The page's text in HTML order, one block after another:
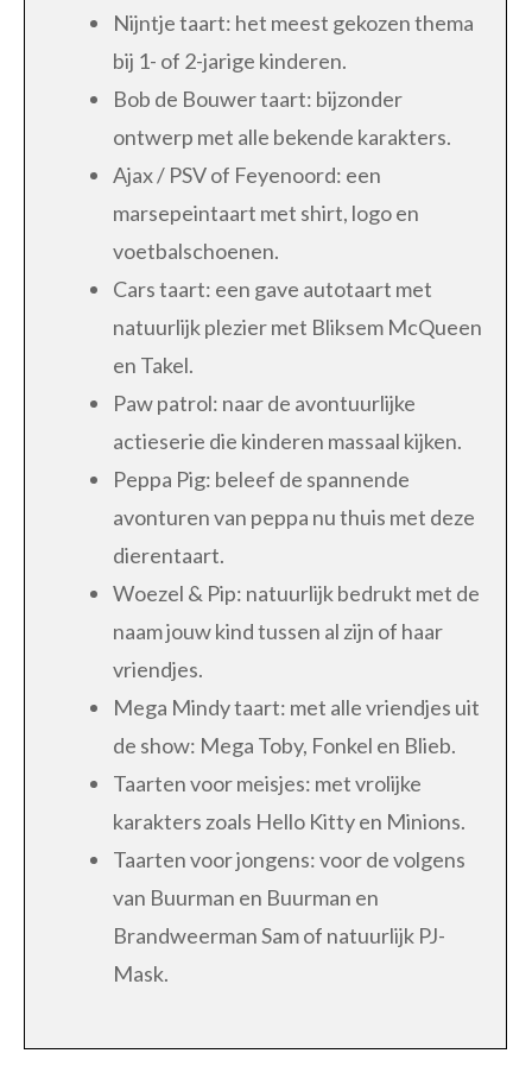
Nijntje taart: het meest gekozen thema
bij 1- of 2-jarige kinderen.
Bob de Bouwer taart: bijzonder
ontwerp met alle bekende karakters.
Ajax / PSV of Feyenoord: een
marsepeintaart met shirt, logo en
voetbalschoenen.
Cars taart: een gave autotaart met
natuurlijk plezier met Bliksem McQueen
en Takel.
Paw patrol: naar de avontuurlijke
actieserie die kinderen massaal kijken.
Peppa Pig: beleef de spannende
avonturen van peppa nu thuis met deze
dierentaart.
Woezel & Pip: natuurlijk bedrukt met de
naam jouw kind tussen al zijn of haar
vriendjes.
Mega Mindy taart: met alle vriendjes uit
de show: Mega Toby, Fonkel en Blieb.
Taarten voor meisjes: met vrolijke
karakters zoals Hello Kitty en Minions.
Taarten voor jongens: voor de volgens
van Buurman en Buurman en
Brandweerman Sam of natuurlijk PJ-
Mask.